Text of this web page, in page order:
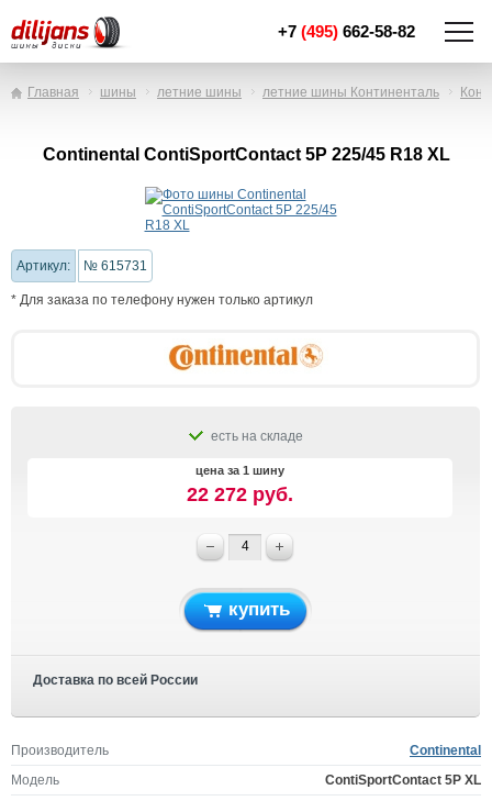
+7 (495) 662-58-82
Главная шины летние шины летние шины Континенталь
Continental ContiSportContact 5P 225/45 R18 XL
Артикул: № 615731
* Для заказа по телефону нужен только артикул
есть на складе
цена за 1 шину
22 272 руб.
купить
Доставка по всей России
Производитель
Continental
Модель
ContiSportContact 5P XL